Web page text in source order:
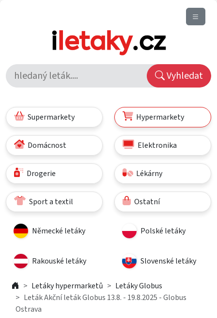
Vyhledat
Supermarkety Hypermarkety
Domácnost Elektronika
Drogerie Lékárny
Sport a textil Ostatní
Německé letáky Polské letáky
Rakouské letáky Slovenské letáky
Letáky hypermarketů
Letáky Globus
Leták Akční leták Globus 13.8. - 19.8.2025 - Globus
Ostrava